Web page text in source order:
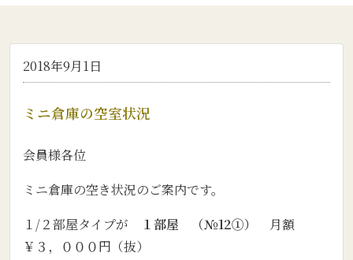
2018年9月1日
ミニ倉庫の空室状況
会員様各位
ミニ倉庫の空き状況のご案内です。
１/２部屋タイプが
１部屋 （№12①）
月額
￥３，０００円（抜）